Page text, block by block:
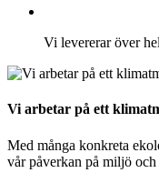
Vi levererar över
Vi arbetar på ett
Med många konkreta
vår påverkan på miljö